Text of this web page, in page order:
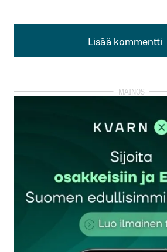
Lisää kommentti
Lisää kommentti
rekisteröityä
Sähköpostiosoitettasi ei julkaista.
kentät on merkitty*